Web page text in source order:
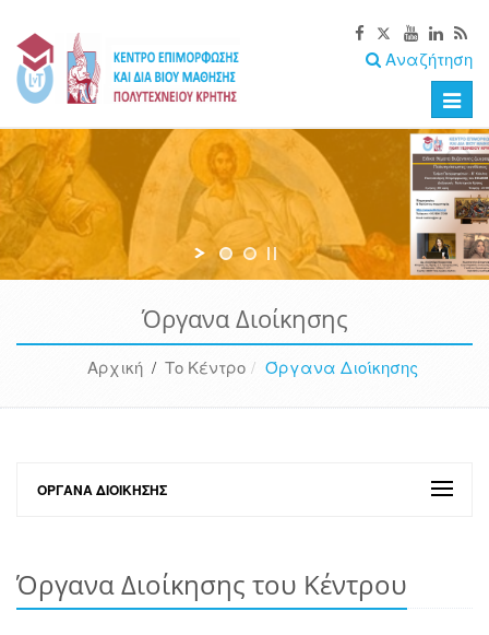
Αναζήτηση
Toggle
Όργανα Διοίκησης
Αρχική / Το Κέντρο Όργανα Διοίκησης
ΌΡΓΑΝΑ ΔΙΟΊΚΗΣΗΣ
Όργανα Διοίκησης του Κέντρου